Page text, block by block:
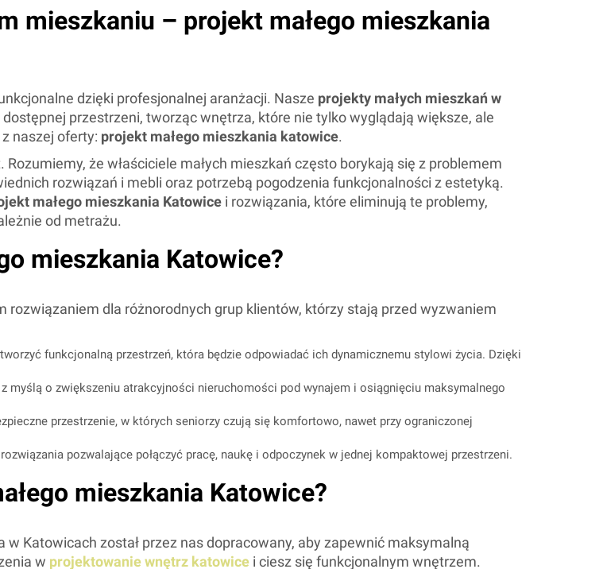
mieszkaniu – projekt małego mieszkania
dzięki profesjonalnej aranżacji. Nasze projekty małych mieszkań w
przestrzeni, tworząc wnętrza, które nie tylko wyglądają większe, ale
naszej oferty: projekt małego mieszkania katowice.
że właściciele małych mieszkań często borykają się z problemem
rozwiązań i mebli oraz potrzebą pogodzenia funkcjonalności z estetyką.
małego mieszkania Katowice i rozwiązania, które eliminują te problemy,
od metrażu.
mieszkania Katowice?
rozwiązaniem dla różnorodnych grup klientów, którzy stają przed wyzwaniem
funkcjonalną przestrzeń, która będzie odpowiadać ich dynamicznemu stylowi życia. Dzięki
z myślą o zwiększeniu atrakcyjności nieruchomości pod wynajem i osiągnięciu maksymalnego
przestrzenie, w których seniorzy czują się komfortowo, nawet przy ograniczonej
pozwalające połączyć pracę, naukę i odpoczynek w jednej kompaktowej przestrzeni.
mieszkania Katowice?
Katowicach został przez nas dopracowany, aby zapewnić maksymalną
w projektowanie wnętrz katowice i ciesz się funkcjonalnym wnętrzem.